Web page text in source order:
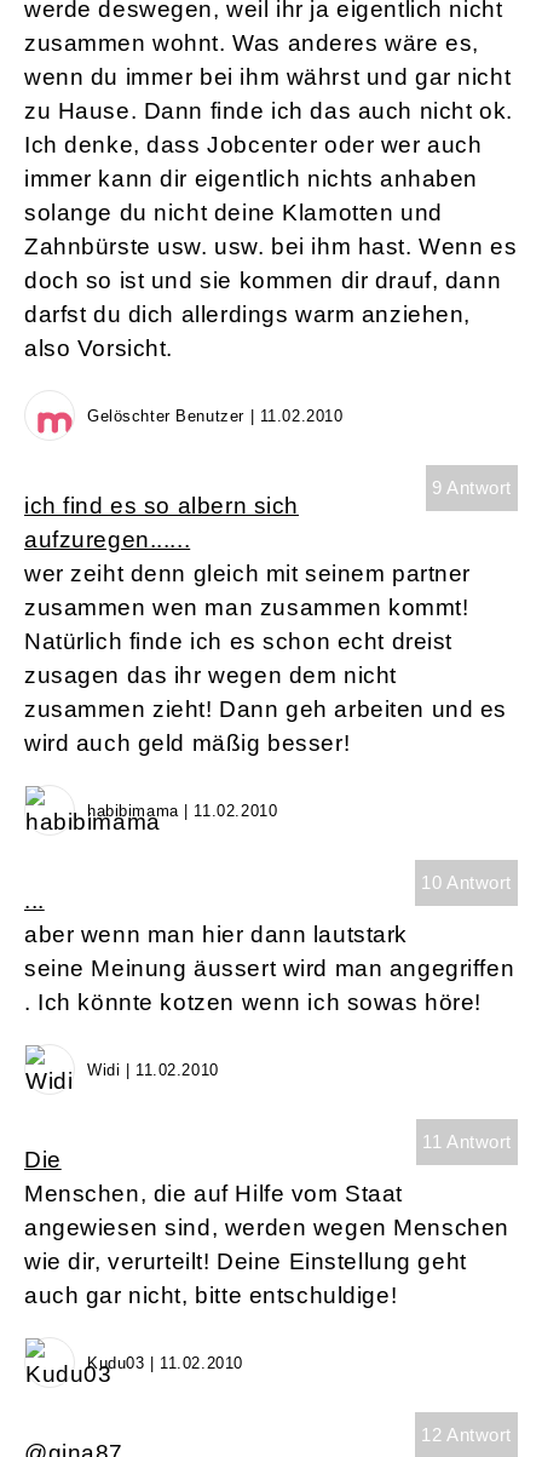
werde deswegen, weil ihr ja eigentlich nicht
zusammen wohnt. Was anderes wäre es,
wenn du immer bei ihm währst und gar nicht
zu Hause. Dann finde ich das auch nicht ok.
Ich denke, dass Jobcenter oder wer auch
immer kann dir eigentlich nichts anhaben
solange du nicht deine Klamotten und
Zahnbürste usw. usw. bei ihm hast. Wenn es
doch so ist und sie kommen dir drauf, dann
darfst du dich allerdings warm anziehen,
also Vorsicht.
Gelöschter Benutzer | 11.02.2010
9 Antwort
ich find es so albern sich
aufzuregen......
wer zeiht denn gleich mit seinem partner
zusammen wen man zusammen kommt!
Natürlich finde ich es schon echt dreist
zusagen das ihr wegen dem nicht
zusammen zieht! Dann geh arbeiten und es
wird auch geld mäßig besser!
habibimama | 11.02.2010
10 Antwort
...
aber wenn man hier dann lautstark
seine Meinung äussert wird man angegriffen
. Ich könnte kotzen wenn ich sowas höre!
Widi | 11.02.2010
11 Antwort
Die
Menschen, die auf Hilfe vom Staat
angewiesen sind, werden wegen Menschen
wie dir, verurteilt! Deine Einstellung geht
auch gar nicht, bitte entschuldige!
Kudu03 | 11.02.2010
12 Antwort